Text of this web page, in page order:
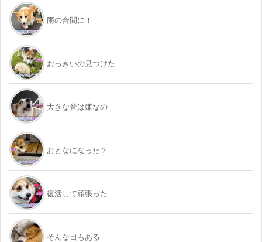
雨の合間に！
おっきいの見つけた
大きな音は嫌なの
おとなになった？
復活して頑張った
そんな日もある